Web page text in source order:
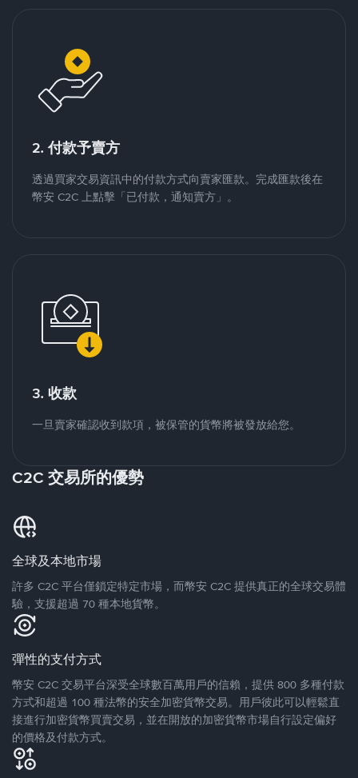
2. 付款予賣方
透過買家交易資訊中的付款方式向賣家匯款。完成匯款後在
幣安 C2C 上點擊「已付款，通知賣方」。
3. 收款
一旦賣家確認收到款項，被保管的貨幣將被發放給您。
C2C 交易所的優勢
全球及本地市場
許多 C2C 平台僅鎖定特定市場，而幣安 C2C 提供真正的全球交易體
驗，支援超過 70 種本地貨幣。
彈性的支付方式
幣安 C2C 交易平台深受全球數百萬用戶的信賴，提供 800 多種付款
方式和超過 100 種法幣的安全加密貨幣交易。用戶彼此可以輕鬆直
接進行加密貨幣買賣交易，並在開放的加密貨幣市場自行設定偏好
的價格及付款方式。